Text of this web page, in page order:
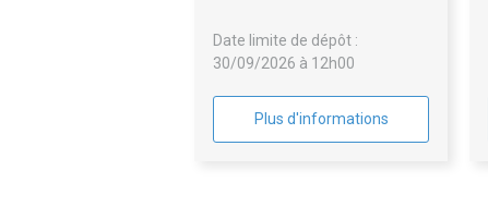
Date limite de dépôt :
30/09/2026 à 12h00
Plus d'informations